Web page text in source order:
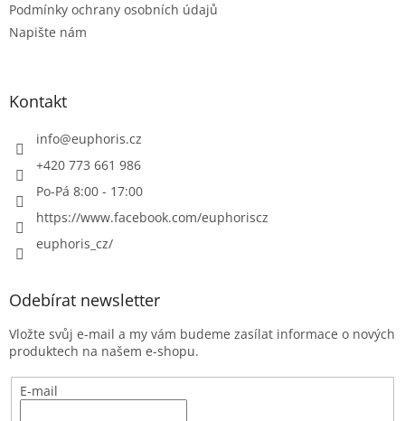
Podmínky ochrany osobních údajů
Napište nám
Kontakt
info@euphoris.cz
+420 773 661 986
Po-Pá 8:00 - 17:00
https://www.facebook.com/euphoriscz
euphoris_cz/
Odebírat newsletter
Vložte svůj e-mail a my vám budeme zasílat informace o nových
produktech na našem e-shopu.
E-mail